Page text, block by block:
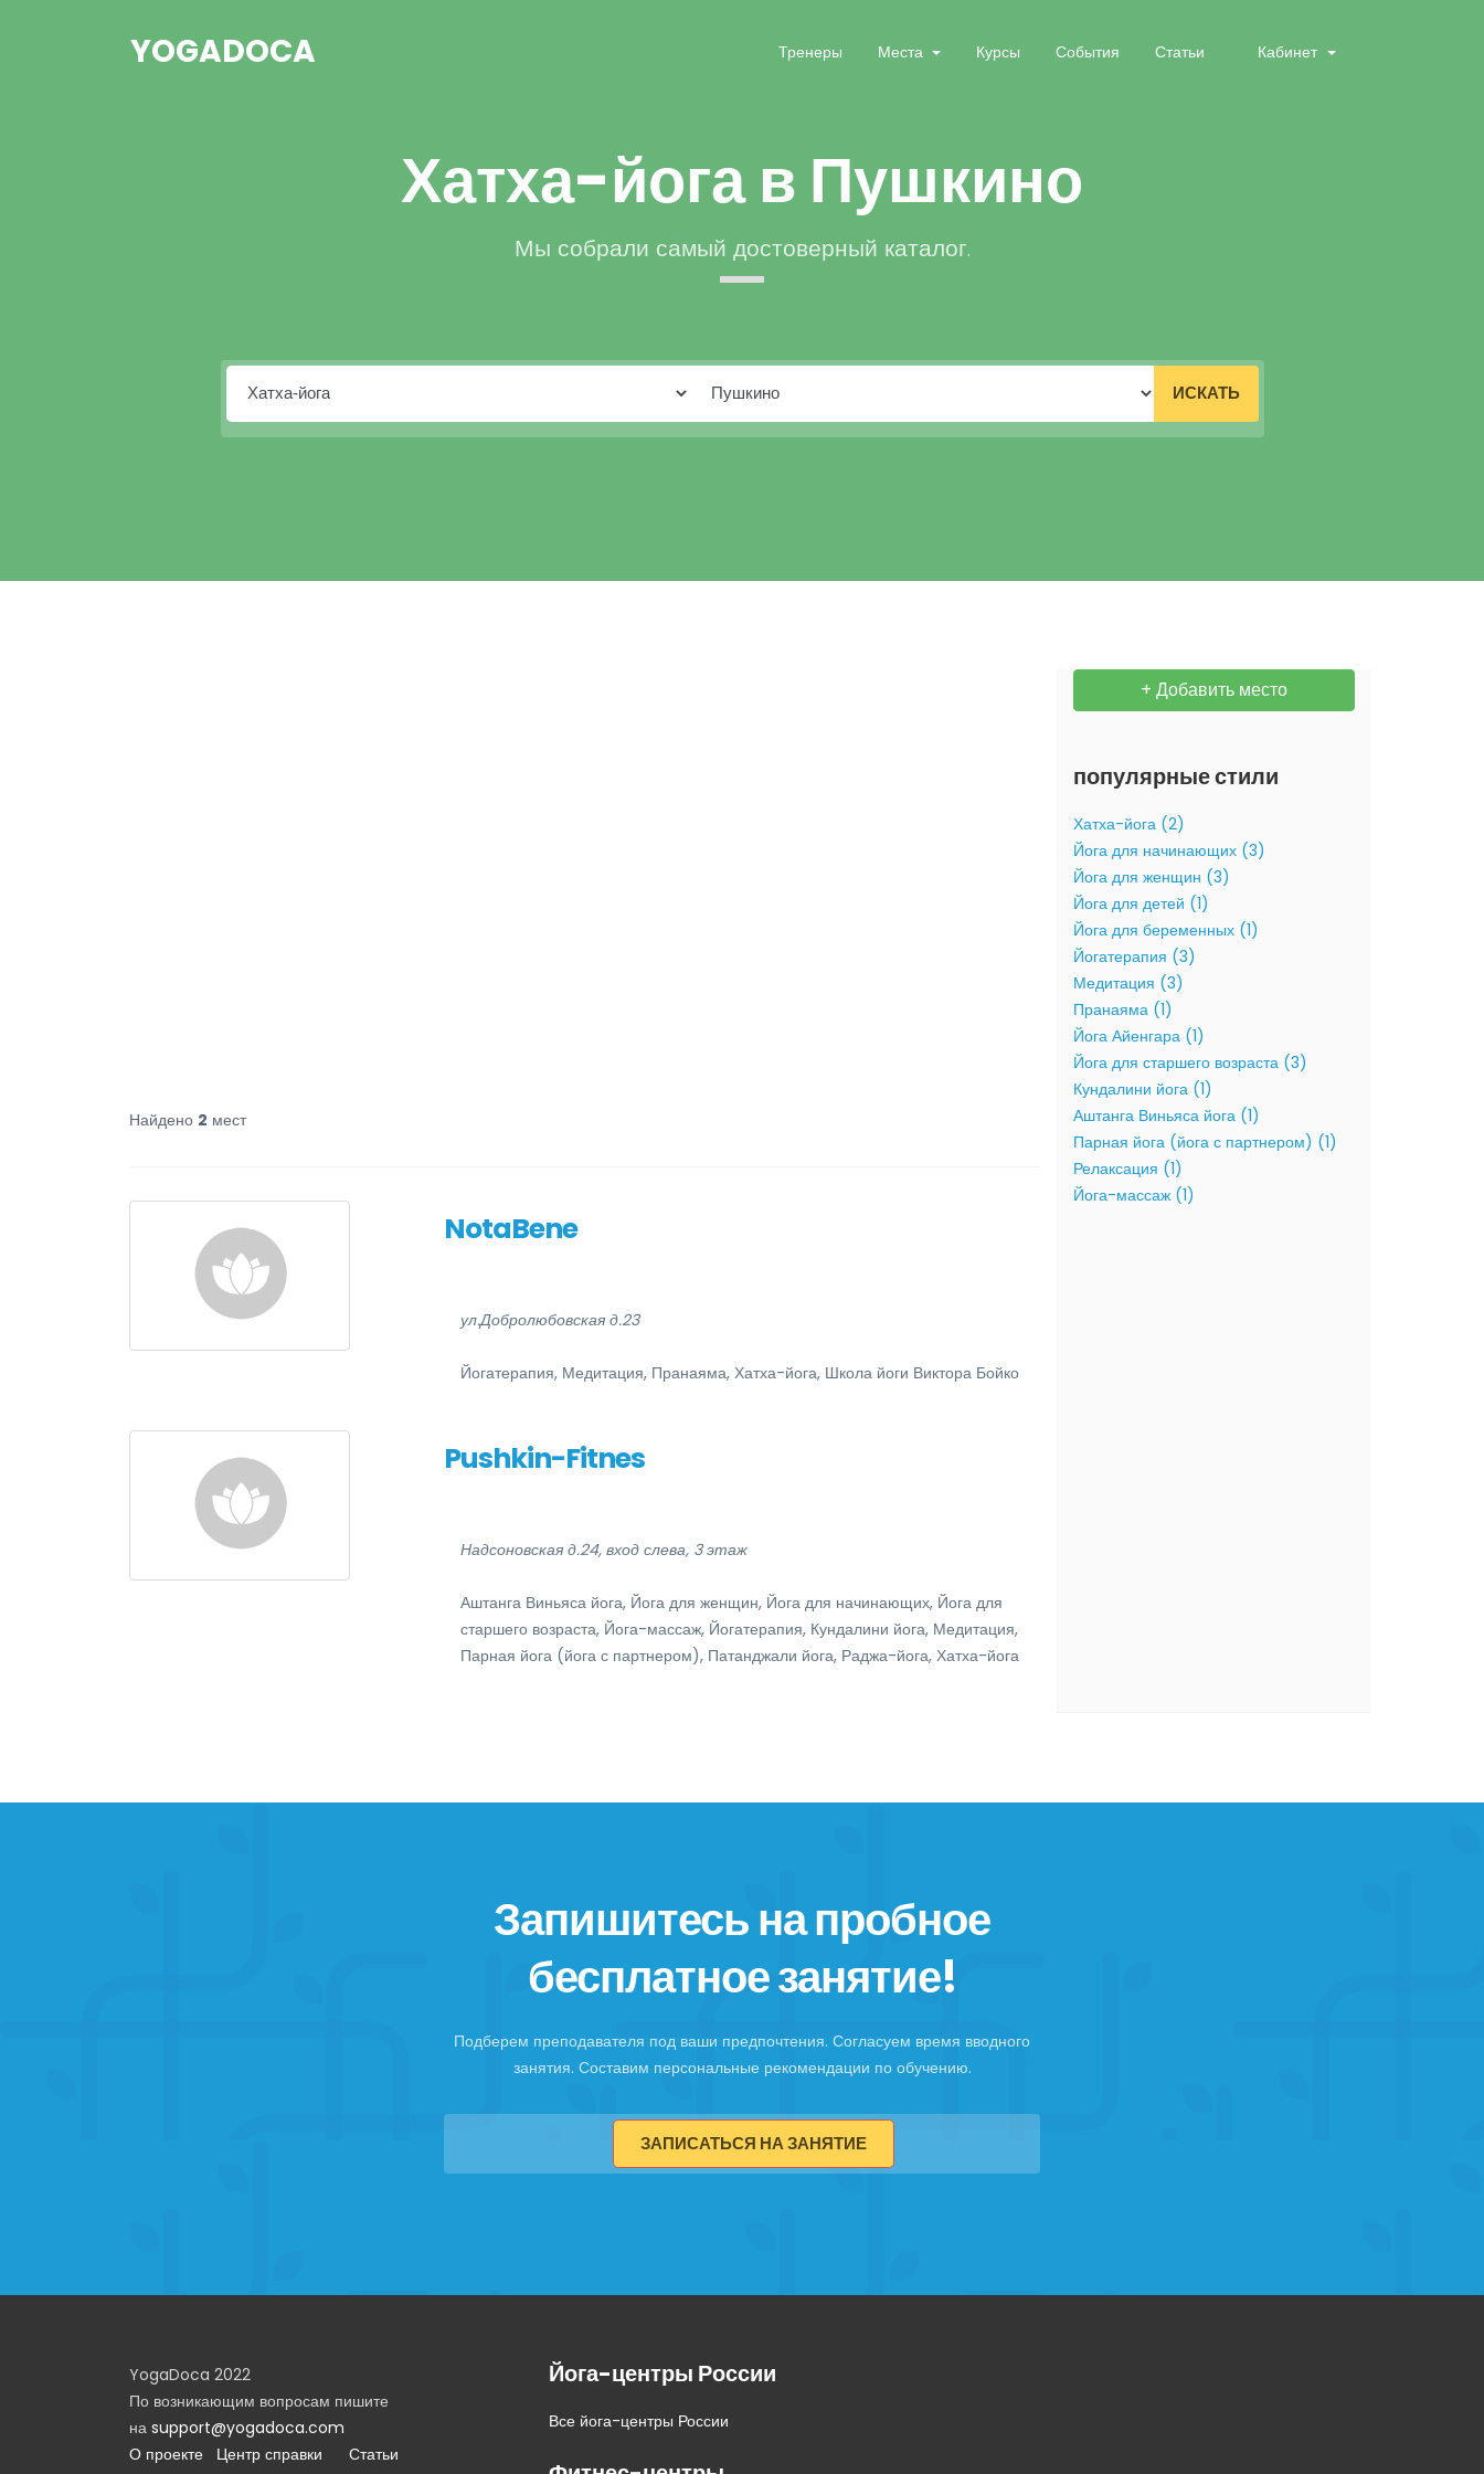
YOGADOCA Тренеры Места Курсы События Статьи Кабинет
Хатха-йога в Пушкино
Мы собрали самый достоверный каталог.
Найдено 2 мест
NotaBene
ул.Добролюбовская д.23
Йогатерапия, Медитация, Пранаяма, Хатха-йога, Школа йоги Виктора Бойко
Pushkin-Fitnes
Надсоновская д.24, вход слева, 3 этаж
Аштанга Виньяса йога, Йога для женщин, Йога для начинающих, Йога для
старшего возраста, Йога-массаж, Йогатерапия, Кундалини йога, Медитация,
Парная йога (йога с партнером), Патанджали йога, Раджа-йога, Хатха-йога
+ Добавить место
популярные стили
Хатха-йога (2)
Йога для начинающих (3)
Йога для женщин (3)
Йога для детей (1)
Йога для беременных (1)
Йогатерапия (3)
Медитация (3)
Пранаяма (1)
Йога Айенгара (1)
Йога для старшего возраста (3)
Кундалини йога (1)
Аштанга Виньяса йога (1)
Парная йога (йога с партнером) (1)
Релаксация (1)
Йога-массаж (1)
Запишитесь на пробное
бесплатное занятие!
Подберем преподавателя под ваши предпочтения. Согласуем время вводного
занятия. Составим персональные рекомендации по обучению.
ЗАПИСАТЬСЯ НА ЗАНЯТИЕ
YogaDoca 2022
По возникающим вопросам пишите
на support@yogadoca.com
О проекте
Центр справки Статьи
Йога-центры России
Все йога-центры России